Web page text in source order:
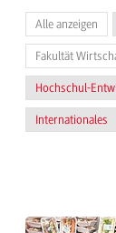
Alle anzeigen
Fakultät
Hochschul-
Internationales